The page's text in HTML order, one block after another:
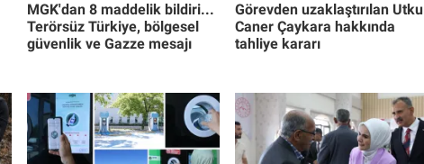
MGK'dan 8 maddelik bildiri...
Terörsüz Türkiye, bölgesel
güvenlik ve Gazze mesajı
Görevden uzaklaştırılan Utku
Caner Çaykara hakkında
tahliye kararı